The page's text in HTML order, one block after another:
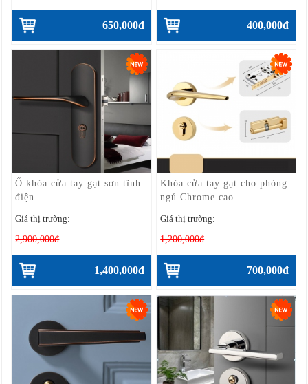
650,000đ 400,000đ
Ổ khóa cửa tay gạt sơn tĩnh
điện...
Giá thị trường:
2,900,000đ
1,400,000đ
Khóa cửa tay gạt cho phòng
ngủ Chrome cao...
Giá thị trường:
1,200,000đ
700,000đ